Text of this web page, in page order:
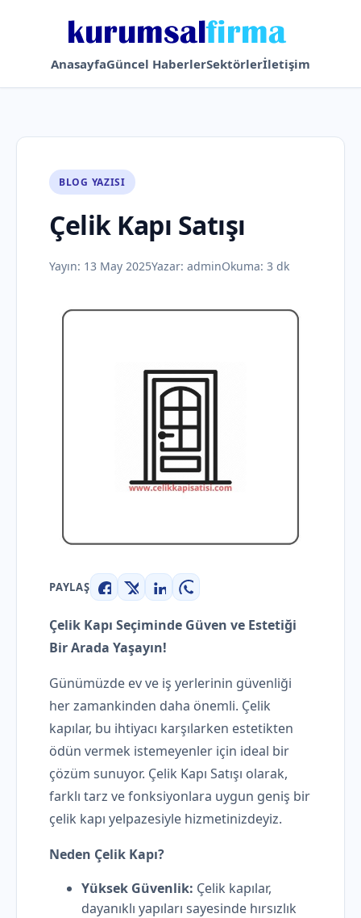
AnasayfaGüncel HaberlerSektörlerİletişim
BLOG YAZISI
Çelik Kapı Satışı
Yayın: 13 May 2025Yazar: adminOkuma: 3 dk
PAYLAŞ
Facebook
X LinkedInWhatsApp
Çelik Kapı Seçiminde Güven ve Estetiği
Bir Arada Yaşayın!
Günümüzde ev ve iş yerlerinin güvenliği
her zamankinden daha önemli. Çelik
kapılar, bu ihtiyacı karşılarken estetikten
ödün vermek istemeyenler için ideal bir
çözüm sunuyor. Çelik Kapı Satışı olarak,
farklı tarz ve fonksiyonlara uygun geniş bir
çelik kapı yelpazesiyle hizmetinizdeyiz.
Neden Çelik Kapı?
Yüksek Güvenlik: Çelik kapılar,
dayanıklı yapıları sayesinde hırsızlık